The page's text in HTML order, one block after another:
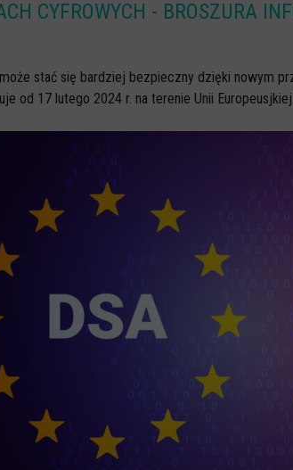
CYFROWYCH - BROSZURA
stać się bardziej bezpieczny dzięki nowym
od 17 lutego 2024 r. na terenie Unii Europeusjkiej.